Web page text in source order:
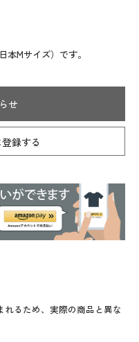
Mサイズ）です。
せ
録する
るため、実際の商品と異な